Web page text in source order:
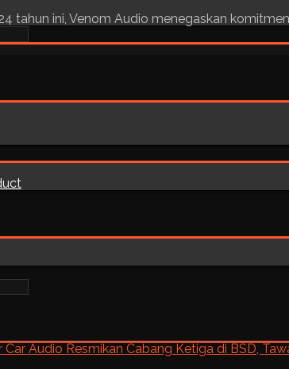
tahun ini, Venom Audio menegaskan